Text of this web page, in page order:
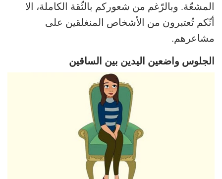
المشعّة. وبالرّغم من شعوركم بالثّقة الكاملة، الا
أنّكم تُعتبرون من الأشخاص المنغلقين على
مشاعرهم.
الجلوس واضعين اليدين بين الساقين